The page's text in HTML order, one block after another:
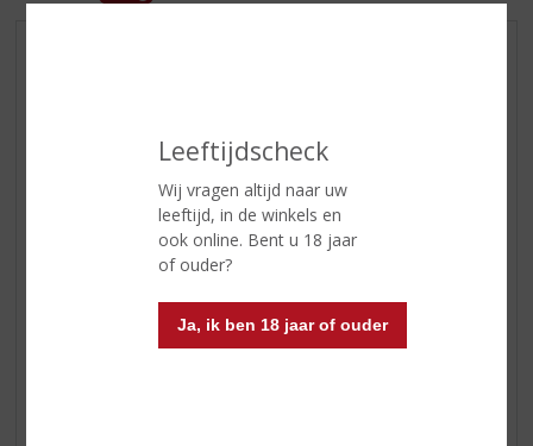
Leeftijdscheck
Wij vragen altijd naar uw
leeftijd, in de winkels en
ook online. Bent u 18 jaar
of ouder?
Ja, ik ben 18 jaar of ouder
NIEUW OVERIG
WIJN VAN DE MAAND
WHISKY VAN DE MAAND
RUM VAN DE MAAND
BIER VAN DE MAAND
SPIRIT VAN DE MAAND